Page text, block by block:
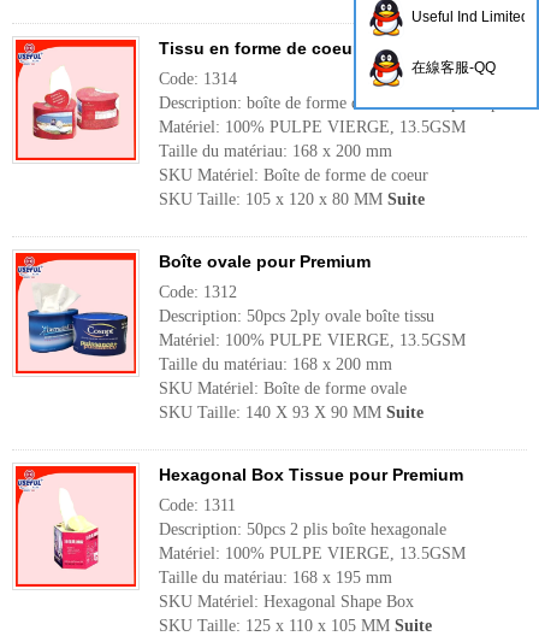
Tissu en forme de coeur pour Premium
Code: 1314
Description: boîte de forme de coeur de 46pcs 2 plis
Matériel: 100% PULPE VIERGE, 13.5GSM
Taille du matériau: 168 x 200 mm
SKU Matériel: Boîte de forme de coeur
SKU Taille: 105 x 120 x 80 MM Suite
Boîte ovale pour Premium
Code: 1312
Description: 50pcs 2ply ovale boîte tissu
Matériel: 100% PULPE VIERGE, 13.5GSM
Taille du matériau: 168 x 200 mm
SKU Matériel: Boîte de forme ovale
SKU Taille: 140 X 93 X 90 MM Suite
Hexagonal Box Tissue pour Premium
Code: 1311
Description: 50pcs 2 plis boîte hexagonale
Matériel: 100% PULPE VIERGE, 13.5GSM
Taille du matériau: 168 x 195 mm
SKU Matériel: Hexagonal Shape Box
SKU Taille: 125 x 110 x 105 MM Suite
Useful Ind Limited
在線客服-QQ